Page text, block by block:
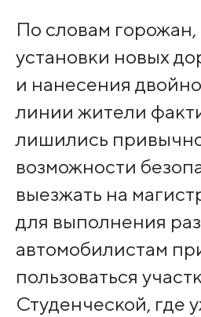
По словам горожан,
установки новых
и нанесения
линии жители
лишились
возможности
выезжать на
для выполнения
автомобилистам
пользоваться
Студенческой, где